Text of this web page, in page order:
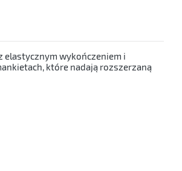
elastycznym wykończeniem i
które nadają rozszerzaną